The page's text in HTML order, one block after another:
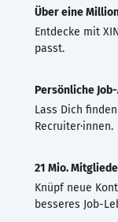
Über eine
Entdecke mit
passt.
Persönliche
Lass Dich
Recruiter·innen.
21 Mio.
Knüpf neue
besseres Job-